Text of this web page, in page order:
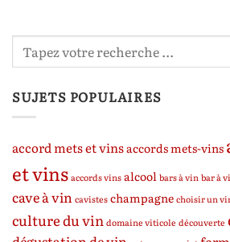
SUJETS POPULAIRES
accord mets et vinsaccords mets-vins
et vinsaccords vinsalcool bars à vin bar à
cave à vin cavisteschampagnechoisir un
culture du vin domaine viticole découverte